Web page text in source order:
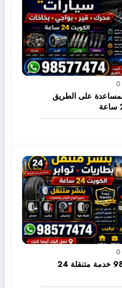
0
على الطريق
0
بنشر متنقل 98577474 خدمة متنقلة 24